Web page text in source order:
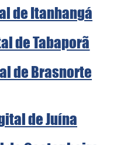
de Itanhangá
de Tabaporã
de Brasnorte
de Juína